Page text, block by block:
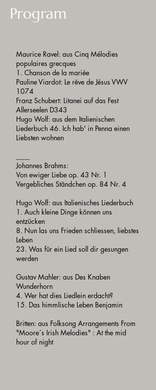
Program
Maurice Ravel: aus Cinq Mélodies
populaires grecques
1. Chanson de la mariée
Pauline Viardot: Le rêve de Jésus VWV
1074
Franz Schubert: Litanei auf das Fest
Allerseelen D343
Hugo Wolf: aus dem Italienischen
Liederbuch 46. Ich hab' in Penna einen
Liebsten wohnen
Johannes Brahms:
Von ewiger Liebe op. 43 Nr. 1
Vergebliches Ständchen op. 84 Nr. 4
Hugo Wolf: aus Italienisches Liederbuch
1. Auch kleine Dinge können uns
entzücken
8. Nun las uns Frieden schliessen, liebstes
Leben
23. Was für ein Lied soll dir gesungen
werden
Gustav Mahler: aus Des Knaben
Wunderhorn
4. Wer hat dies Liedlein erdacht?
15. Das himmlische Leben Benjamin
Britten: aus Folksong Arrangements From
"Moore´s Irish Melodies" : At the mid
hour of night